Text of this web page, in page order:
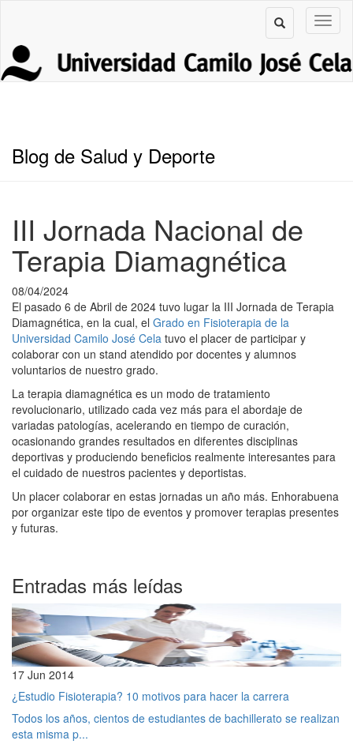
Blog de Salud y Deporte
III Jornada Nacional de
Terapia Diamagnética
08/04/2024
El pasado 6 de Abril de 2024 tuvo lugar la III Jornada de Terapia
Diamagnética, en la cual, el Grado en Fisioterapia de la
Universidad Camilo José Cela tuvo el placer de participar y
colaborar con un stand atendido por docentes y alumnos
voluntarios de nuestro grado.
La terapia diamagnética es un modo de tratamiento
revolucionario, utilizado cada vez más para el abordaje de
variadas patologías, acelerando en tiempo de curación,
ocasionando grandes resultados en diferentes disciplinas
deportivas y produciendo beneficios realmente interesantes para
el cuidado de nuestros pacientes y deportistas.
Un placer colaborar en estas jornadas un año más. Enhorabuena
por organizar este tipo de eventos y promover terapias presentes
y futuras.
Entradas más leídas
17 Jun 2014
¿Estudio Fisioterapia? 10 motivos para hacer la carrera
Todos los años, cientos de estudiantes de bachillerato se realizan
esta misma p...